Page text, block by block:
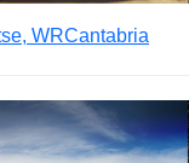
WRCantabria